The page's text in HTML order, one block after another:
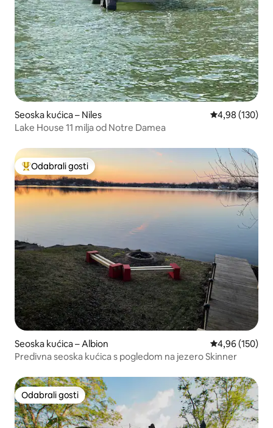
Seoska kućica – Niles Prosječna
4,98 (130)
Lake House 11 milja od Notre Damea
Među najviše rangiranima s oznakom „Odabrali gosti”
Odabrali gosti
Seoska kućica – Albion Prosječna
4,96 (150)
Predivna seoska kućica s pogledom na jezero Skinner
Odabrali gosti
Odabrali gosti